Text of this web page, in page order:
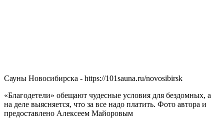
Сауны Новосибирска - https://101sauna.ru/novosibirsk
«Благодетели» обещают чудесные условия для бездомных, а
на деле выясняется, что за все надо платить. Фото автора и
предоставлено Алексеем Майоровым